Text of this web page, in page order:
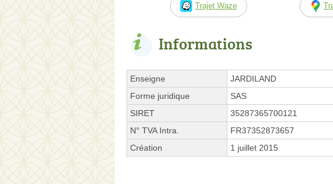
Trajet Waze
Informations
Enseigne
JARDILAND
Forme juridique
SAS
SIRET
35287365700121
N° TVA Intra.
FR37352873657
Création
1 juillet 2015